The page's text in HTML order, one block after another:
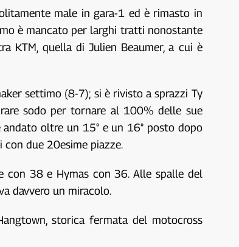
male in gara-1 ed è rimasto in
è mancato per larghi tratti nonostante
KTM, quella di Julien Beaumer, a cui è
settimo (8-7); si è rivisto a sprazzi Ty
sodo per tornare al 100% delle sue
oltre un 15° e un 16° posto dopo
due 20esime piazze.
con 38 e Hymas con 36. Alle spalle del
davvero un miracolo.
storica fermata del motocross